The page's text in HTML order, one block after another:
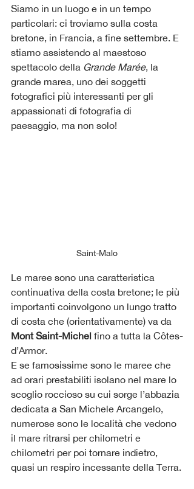
Siamo in un luogo e in un tempo
particolari: ci troviamo sulla costa
bretone, in Francia, a fine settembre. E
stiamo assistendo al maestoso
spettacolo della Grande Marée, la
grande marea, uno dei soggetti
fotografici più interessanti per gli
appassionati di fotografia di
paesaggio, ma non solo!
Saint-Malo
Le maree sono una caratteristica
continuativa della costa bretone; le più
importanti coinvolgono un lungo tratto
di costa che (orientativamente) va da
Mont Saint-Michel fino a tutta la Côtes-
d’Armor.
E se famosissime sono le maree che
ad orari prestabiliti isolano nel mare lo
scoglio roccioso su cui sorge l’abbazia
dedicata a San Michele Arcangelo,
numerose sono le località che vedono
il mare ritrarsi per chilometri e
chilometri per poi tornare indietro,
quasi un respiro incessante della Terra.